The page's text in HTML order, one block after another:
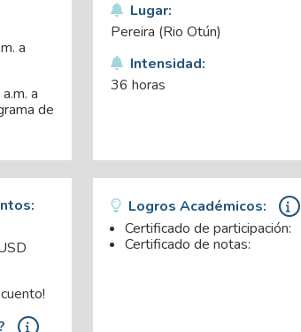
a
a
de
Lugar:
Pereira (Rio Otún)
Intensidad:
36 horas
Logros Académicos:
Certificado de participación:
Certificado de notas: